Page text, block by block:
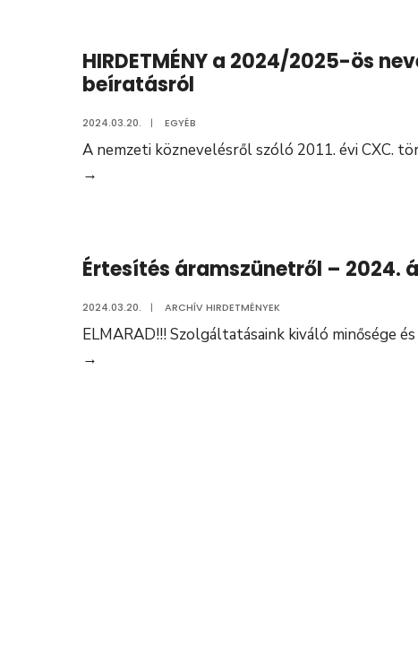
HIRDETMÉNY a 2024/2025-ös
beíratásról
2024.03.20. | EGYÉB
A nemzeti köznevelésről szóló 2011. évi CXC.
→
nevelési
vonatkozó
óvodai
Értesítés áramszünetről – 2024.
2024.03.20. | ARCHÍV HIRDETMÉNYEK
ELMARAD!!! Szolgáltatásaink kiváló minősége
→